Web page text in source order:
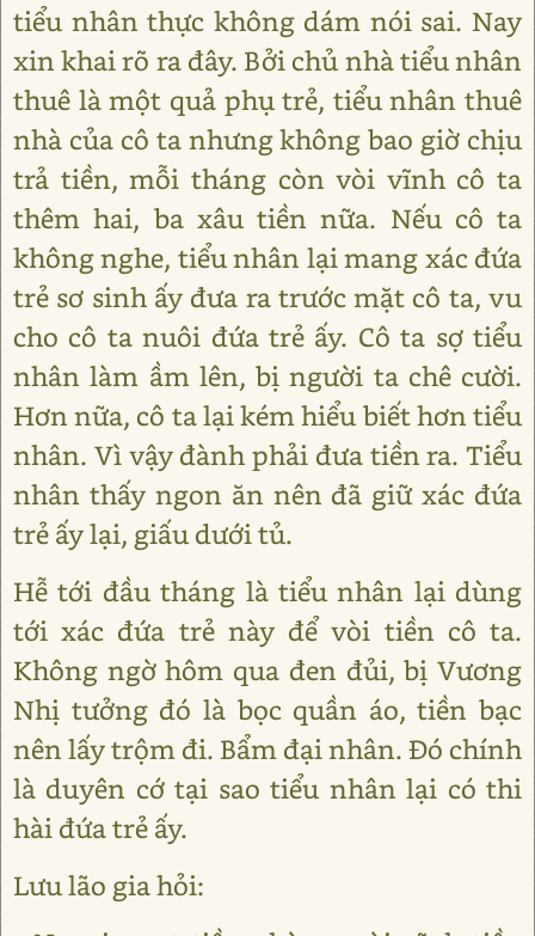
tiểu nhân thực không dám nói sai. Nay
xin khai rõ ra đây. Bởi chủ nhà tiểu nhân
thuê là một quả phụ trẻ, tiểu nhân thuê
nhà của cô ta nhưng không bao giờ chịu
trả tiền, mỗi tháng còn vòi vĩnh cô ta
thêm hai, ba xâu tiền nữa. Nếu cô ta
không nghe, tiểu nhân lại mang xác đứa
trẻ sơ sinh ấy đưa ra trước mặt cô ta, vu
cho cô ta nuôi đứa trẻ ấy. Cô ta sợ tiểu
nhân làm ầm lên, bị người ta chê cười.
Hơn nữa, cô ta lại kém hiểu biết hơn tiểu
nhân. Vì vậy đành phải đưa tiền ra. Tiểu
nhân thấy ngon ăn nên đã giữ xác đứa
trẻ ấy lại, giấu dưới tủ.
Hễ tới đầu tháng là tiểu nhân lại dùng
tới xác đứa trẻ này để vòi tiền cô ta.
Không ngờ hôm qua đen đủi, bị Vương
Nhị tưởng đó là bọc quần áo, tiền bạc
nên lấy trộm đi. Bẩm đại nhân. Đó chính
là duyên cớ tại sao tiểu nhân lại có thi
hài đứa trẻ ấy.
Lưu lão gia hỏi: